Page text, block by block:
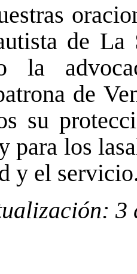
de
la
de
su
para los
y el
3